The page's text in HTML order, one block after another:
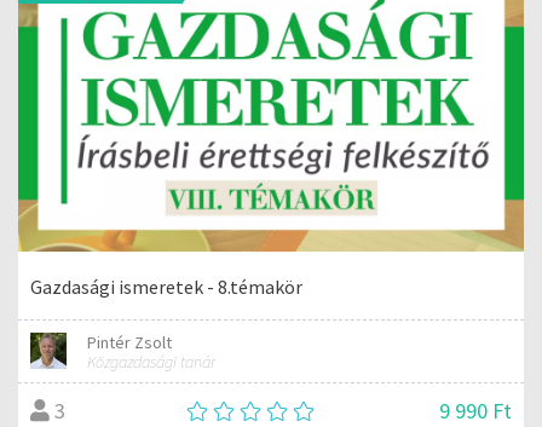
Gazdasági ismeretek - 8.témakör
Pintér Zsolt
Közgazdasági tanár
3 9 990 Ft